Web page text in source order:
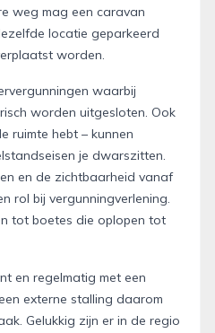
weg mag een caravan
locatie geparkeerd
worden.
waarbij
worden uitgesloten. Ook
ruimte hebt – kunnen
je dwarszitten.
en de zichtbaarheid vanaf
rol bij vergunningverlening.
tot boetes die oplopen tot
en regelmatig met een
externe stalling daarom
Gelukkig zijn er in de regio